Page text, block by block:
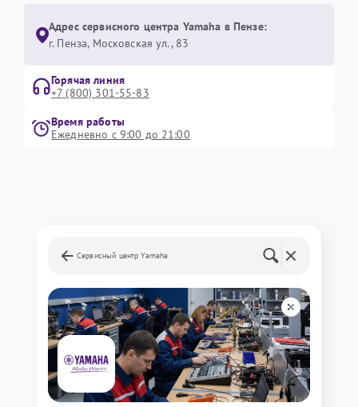
Адрес сервисного центра Yamaha в Пензе:
г. Пенза, Московская ул., 83
Горячая линия
+7 (800) 301-55-83
Время работы
Ежедневно с 9:00 до 21:00
Сервисный центр Yamaha